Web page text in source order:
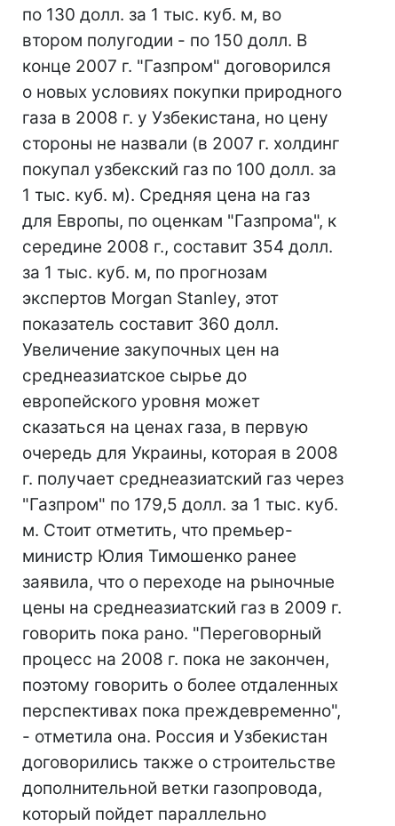
по 130 долл. за 1 тыс. куб. м, во
втором полугодии - по 150 долл. В
конце 2007 г. "Газпром" договорился
о новых условиях покупки природного
газа в 2008 г. у Узбекистана, но цену
стороны не назвали (в 2007 г. холдинг
покупал узбекский газ по 100 долл. за
1 тыс. куб. м). Средняя цена на газ
для Европы, по оценкам "Газпрома", к
середине 2008 г., составит 354 долл.
за 1 тыс. куб. м, по прогнозам
экспертов Morgan Stanley, этот
показатель составит 360 долл.
Увеличение закупочных цен на
среднеазиатское сырье до
европейского уровня может
сказаться на ценах газа, в первую
очередь для Украины, которая в 2008
г. получает среднеазиатский газ через
"Газпром" по 179,5 долл. за 1 тыс. куб.
м. Стоит отметить, что премьер-
министр Юлия Тимошенко ранее
заявила, что о переходе на рыночные
цены на среднеазиатский газ в 2009 г.
говорить пока рано. "Переговорный
процесс на 2008 г. пока не закончен,
поэтому говорить о более отдаленных
перспективах пока преждевременно",
- отметила она. Россия и Узбекистан
договорились также о строительстве
дополнительной ветки газопровода,
который пойдет параллельно